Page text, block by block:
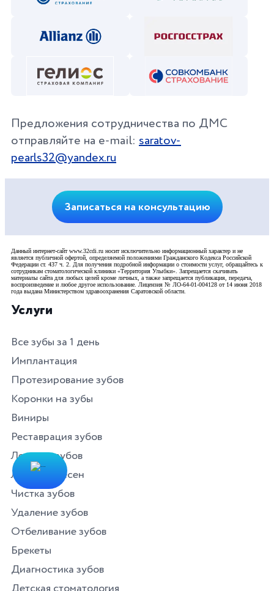
Предложения сотрудничества по ДМС
отправляйте на e-mail: saratov-
pearls32@yandex.ru
Записаться на консультацию
Данный интернет-сайт www.32cdi.ru носит исключительно информационный характер и не
является публичной офертой, определяемой положениями Гражданского Кодекса Российской
Федерации ст. 437 ч. 2. Для получения подробной информации о стоимости услуг, обращайтесь к
сотрудникам стоматологической клиники «Территория Улыбки». Запрещается скачивать
материалы сайта для любых целей кроме личных, а также запрещается публикация, передача,
воспроизведение и любое другое использование. Лицензия № ЛО-64-01-004128 от 14 июня 2018
года выдана Министерством здравоохранения Саратовской области.
Услуги
Все зубы за 1 день
Имплантация
Протезирование зубов
Коронки на зубы
Виниры
Реставрация зубов
Лечение зубов
Лечение десен
Чистка зубов
Удаление зубов
Отбеливание зубов
Брекеты
Диагностика зубов
Детская стоматология